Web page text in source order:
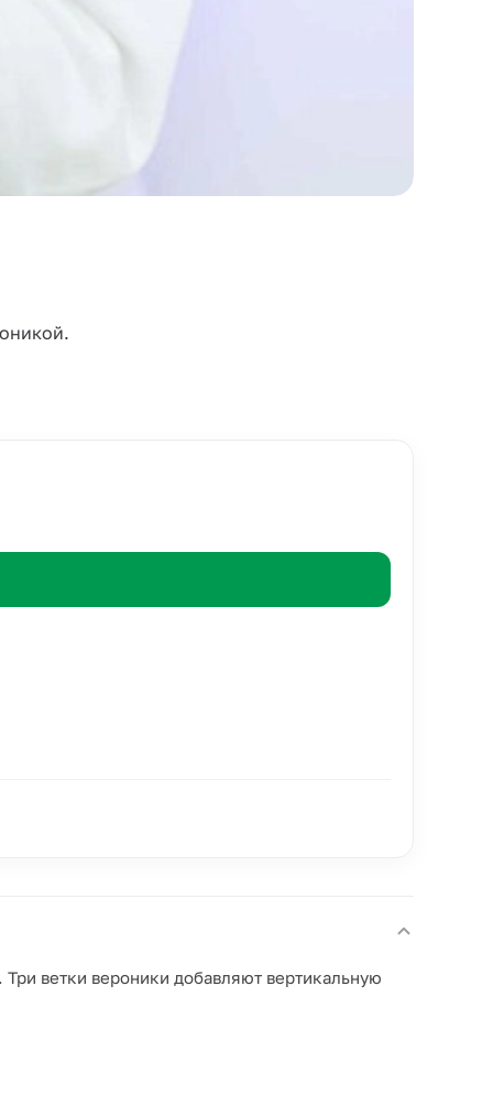
ветки вероники добавляют вертикальную